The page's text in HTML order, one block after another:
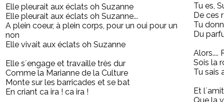
Elle pleurait aux éclats oh Suzanne
Elle pleurait aux éclats oh Suzanne...
A plein coeur, à plein corps, pour un oui pour un
non
Elle vivait aux éclats oh Suzanne
Elle s´engage et travaille très dur
Comme la Marianne de la Culture
Monte sur les barricades et se bat
En criant ca ira ! ca ira !
Tu es,
De ces
Tu
Du
Alors....
Sois la
Tu sais
Et